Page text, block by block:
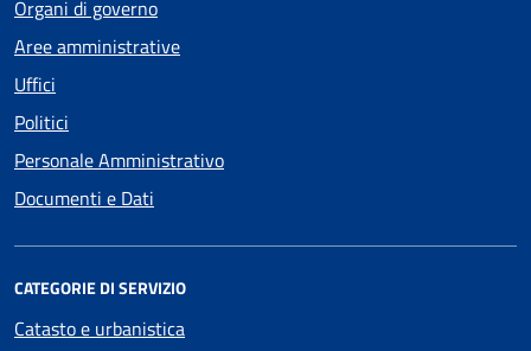
Organi di governo
Aree amministrative
Uffici
Politici
Personale Amministrativo
Documenti e Dati
CATEGORIE DI SERVIZIO
Catasto e urbanistica